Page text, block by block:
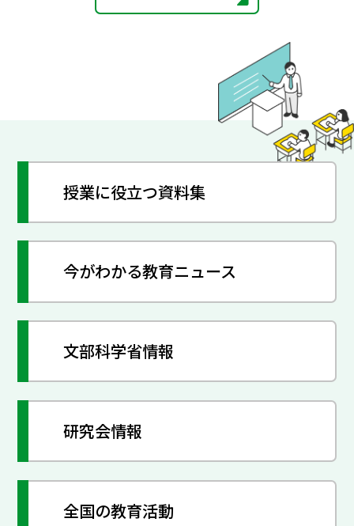
授業に役立つ資料集
今がわかる教育ニュース
文部科学省情報
研究会情報
全国の教育活動